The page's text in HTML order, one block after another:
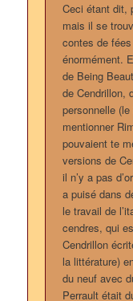
Ceci étant dit,
mais il se
contes de
énormément.
de Being
de Cendrillon,
personnelle
mentionner
pouvaient te
versions de
il n’y a pas
a puisé dans
le travail de
cendres, qui
Cendrillon
la littérature)
du neuf avec
Perrault était